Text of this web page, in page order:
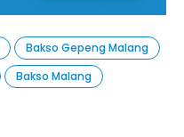
Bakso Gepeng Malang
Bakso Malang